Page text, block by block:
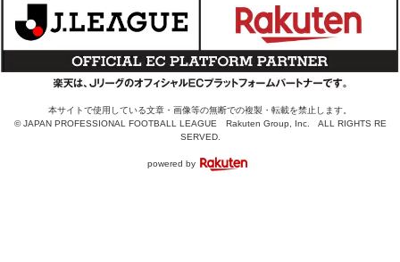
本サイトで使用している文章・画像等の無断での複製・転載を禁止します。
© JAPAN PROFESSIONAL FOOTBALL LEAGUE Rakuten Group, Inc. ALL RIGHTS RE
SERVED.
powered by